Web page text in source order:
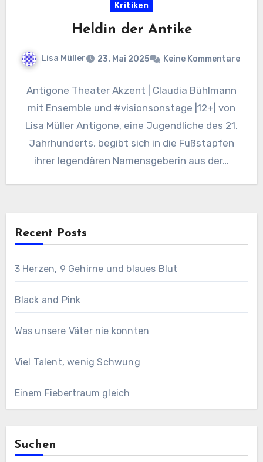
Kritiken
Heldin der Antike
Lisa Müller 23. Mai 2025 Keine Kommentare
Antigone Theater Akzent | Claudia Bühlmann
mit Ensemble und #visionsonstage |12+| von
Lisa Müller Antigone, eine Jugendliche des 21.
Jahrhunderts, begibt sich in die Fußstapfen
ihrer legendären Namensgeberin aus der…
Recent Posts
3 Herzen, 9 Gehirne und blaues Blut
Black and Pink
Was unsere Väter nie konnten
Viel Talent, wenig Schwung
Einem Fiebertraum gleich
Suchen